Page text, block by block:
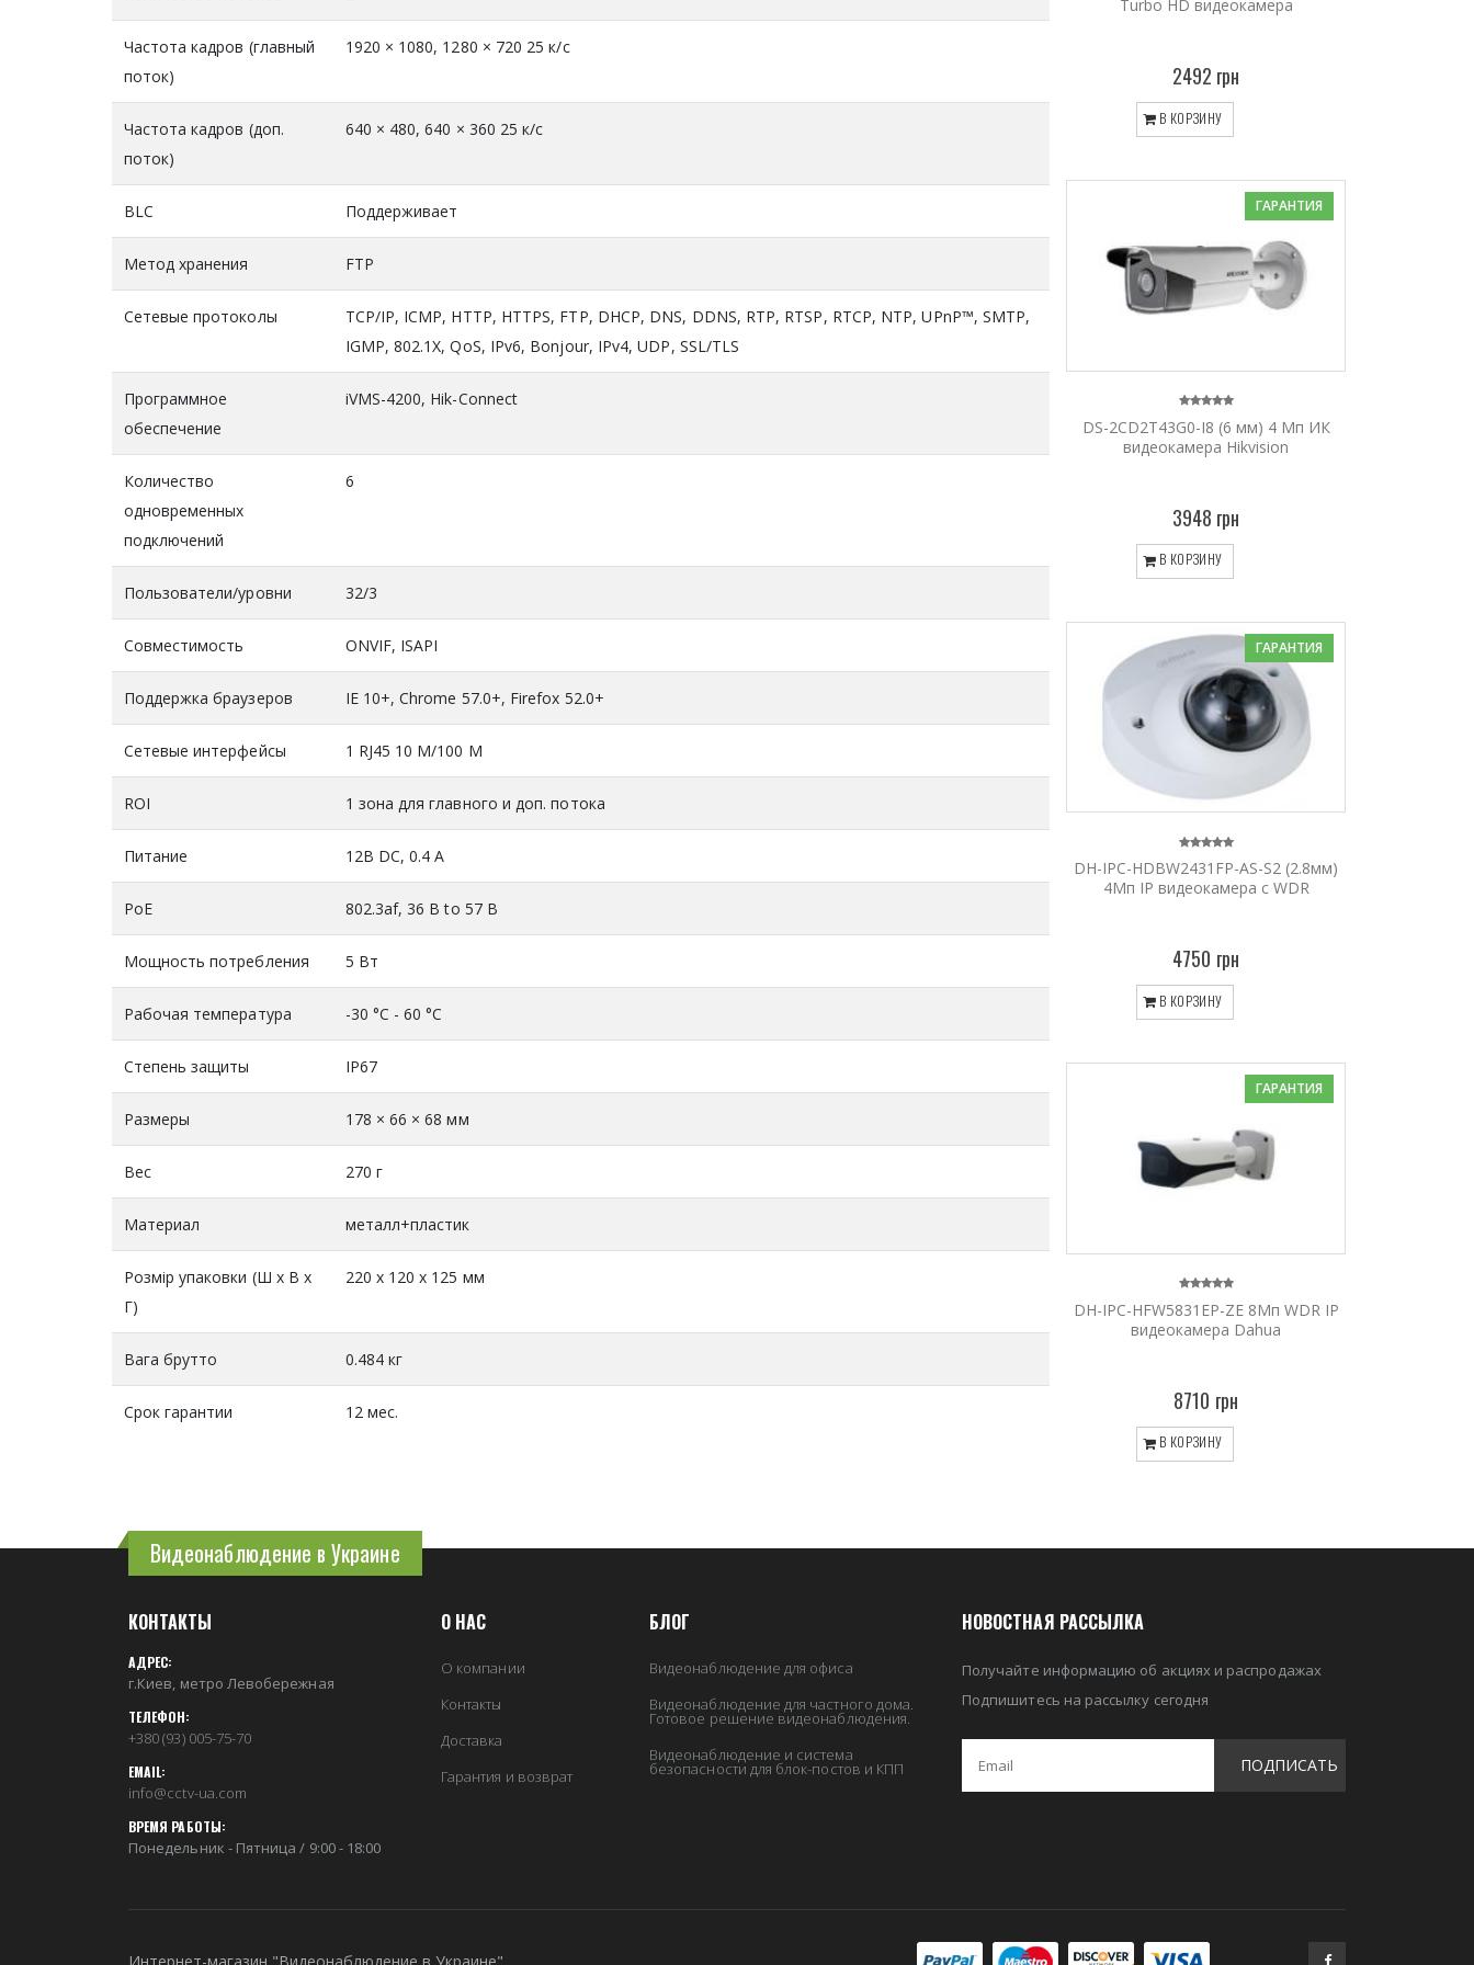
Частота кадров (главный
поток)
1920 × 1080, 1280 × 720 25 к/с
Частота кадров (доп.
поток)
640 × 480, 640 × 360 25 к/с
BLC Поддерживает
Метод хранения FTP
Сетевые протоколы
TCP/IP, ICMP, HTTP, HTTPS, FTP, DHCP, DNS, DDNS, RTP, RTSP, RTCP, NTP, UPnP™, SMTP,
IGMP, 802.1X, QoS, IPv6, Bonjour, IPv4, UDP, SSL/TLS
Программное
обеспечение
iVMS-4200, Hik-Connect
Количество
одновременных
подключений
6
Пользователи/уровни 32/3
Совместимость ONVIF, ISAPI
Поддержка браузеров IE 10+, Chrome 57.0+, Firefox 52.0+
Сетевые интерфейсы 1 RJ45 10 M/100 M
ROI 1 зона для главного и доп. потока
Питание 12В DC, 0.4 A
PoE 802.3af, 36 В to 57 В
Мощность потребления 5 Вт
Рабочая температура -30 °C - 60 °C
Степень защиты IP67
Размеры 178 × 66 × 68 мм
Вес 270 г
Материал металл+пластик
Розмір упаковки (Ш х В х
Г)
220 x 120 x 125 мм
Вага брутто 0.484 кг
Срок гарантии 12 мес.
Turbo HD видеокамера
2492 грн
В КОРЗИНУ
ГАРАНТИЯ
DS-2CD2T43G0-I8 (6 мм) 4 Мп ИК
видеокамера Hikvision
3948 грн
В КОРЗИНУ
ГАРАНТИЯ
DH-IPC-HDBW2431FP-AS-S2 (2.8мм)
4Mп IP видеокамера c WDR
4750 грн
В КОРЗИНУ
ГАРАНТИЯ
DH-IPC-HFW5831EP-ZE 8Mп WDR IP
видеокамера Dahua
8710 грн
В КОРЗИНУ
Видеонаблюдение в Украине
КОНТАКТЫ
АДРЕС:
г.Киев, метро Левобережная
ТЕЛЕФОН:
+380 (93) 005-75-70
EMAIL:
info@cctv-ua.com
ВРЕМЯ РАБОТЫ:
Понедельник - Пятница / 9:00 - 18:00
О НАС
О компании
Контакты
Доставка
Гарантия и возврат
БЛОГ
Видеонаблюдение для офиса
Видеонаблюдение для частного дома.
Готовое решение видеонаблюдения.
Видеонаблюдение и система
безопасности для блок-постов и КПП
НОВОСТНАЯ РАССЫЛКА
Получайте информацию об акциях и распродажах
Подпишитесь на рассылку сегодня
ПОДПИСАТЬ
Интернет-магазин "Видеонаблюдение в Украине"